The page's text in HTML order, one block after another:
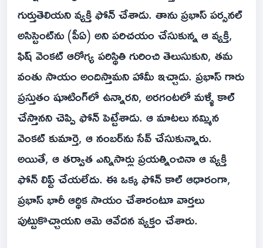
గుర్తుతెలియని వ్యక్తి ఫోన్ చేశాడు. తాను ప్రభాస్ పర్సనల్
అసిస్టెంట్‌ను (పీఏ) అని పరిచయం చేసుకున్న ఆ వ్యక్తి,
ఫిష్ వెంకట్ ఆరోగ్య పరిస్థితి గురించి తెలుసుకుని, తమ
వంతు సాయం అందిస్తామని హామీ ఇచ్చాడు. ప్రభాస్ గారు
ప్రస్తుతం షూటింగ్‌లో ఉన్నారని, అరగంటలో మళ్ళీ కాల్
చేస్తానని చెప్పి ఫోన్ పెట్టేశాడు. ఆ మాటలు నమ్మిన
వెంకట్ కుమార్తె, ఆ నంబర్‌ను సేవ్ చేసుకున్నారు.
అయితే, ఆ తర్వాత ఎన్నిసార్లు ప్రయత్నించినా ఆ వ్యక్తి
ఫోన్ లిఫ్ట్ చేయలేదు. ఈ ఒక్క ఫోన్ కాల్ ఆధారంగా,
ప్రభాస్ భారీ ఆర్థిక సాయం చేశారంటూ వార్తలు
పుట్టుకొచ్చాయని ఆమె ఆవేదన వ్యక్తం చేశారు.